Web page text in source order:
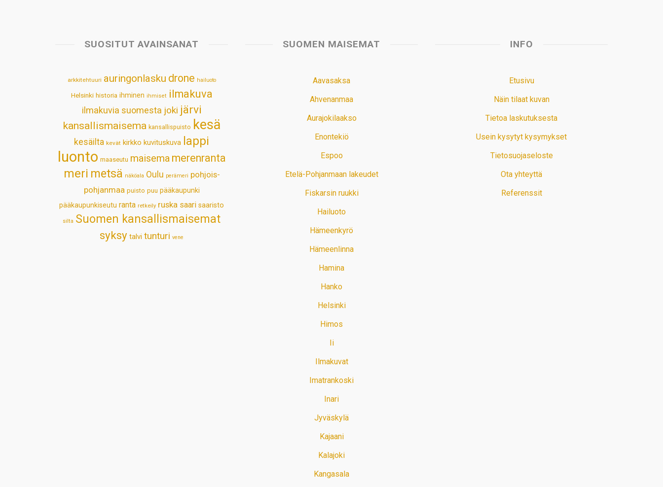
SUOSITUT AVAINSANAT
arkkitehtuuri auringonlasku drone hailuoto
Helsinki historia ihminen ihmiset ilmakuva
ilmakuvia suomesta joki järvi
kansallismaisema kansallispuisto kesä
kesäilta kevät kirkko kuvituskuva lappi
luonto maaseutu maisema merenranta
meri metsä näköala Oulu perämeri pohjois-
pohjanmaa puisto puu pääkaupunki
pääkaupunkiseutu ranta retkeily ruska saari saaristo
silta Suomen kansallismaisemat
syksy talvi tunturi vene
SUOMEN MAISEMAT
Aavasaksa
Ahvenanmaa
Aurajokilaakso
Enontekiö
Espoo
Etelä-Pohjanmaan lakeudet
Fiskarsin ruukki
Hailuoto
Hämeenkyrö
Hämeenlinna
Hamina
Hanko
Helsinki
Himos
Ii
Ilmakuvat
Imatrankoski
Inari
Jyväskylä
Kajaani
Kalajoki
Kangasala
INFO
Etusivu
Näin tilaat kuvan
Tietoa laskutuksesta
Usein kysytyt kysymykset
Tietosuojaseloste
Ota yhteyttä
Referenssit